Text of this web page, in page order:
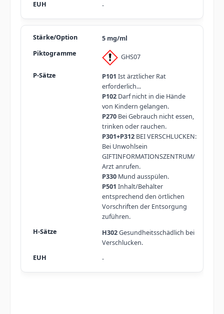
-
5 mg/ml
GHS07
P101 Ist ärztlicher Rat
erforderlich...
P102Darf nicht in die Hände
von Kindern gelangen.
P270Bei Gebrauch nicht essen,
trinken oder rauchen.
P301+P312BEI VERSCHLUCKEN:
Bei Unwohlsein
GIFTINFORMATIONSZENTRUM/
Arzt anrufen.
P330Mund ausspülen.
P501 Inhalt/Behälter
entsprechend den örtlichen
Vorschriften der Entsorgung
zuführen.
H302Gesundheitsschädlich bei
Verschlucken.
-